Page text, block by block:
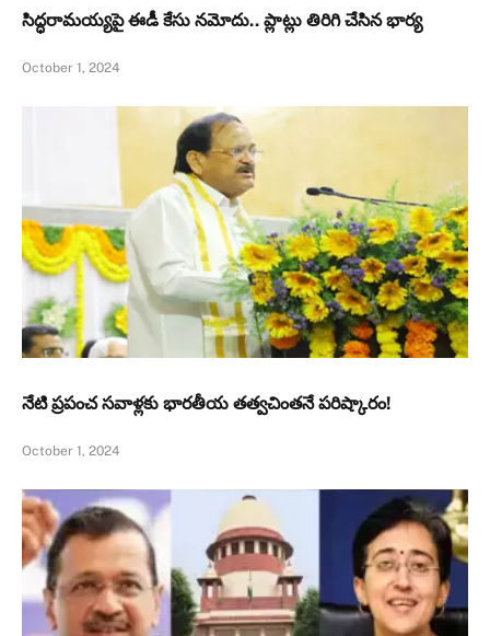
సిద్ధరామయ్యపై ఈడీ కేసు నమోదు.. ప్లాట్లు తిరిగి చేసిన భార్య
October 1, 2024
నేటి ప్రపంచ సవాళ్లకు భారతీయ తత్వచింతనే పరిష్కారం!
October 1, 2024